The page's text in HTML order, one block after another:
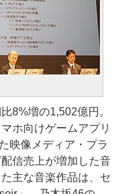
8%増の1,502億円。
ホ向けゲームアプリ
映像メディア・プラ
信売上が増加した音
主な音楽作品は、セ